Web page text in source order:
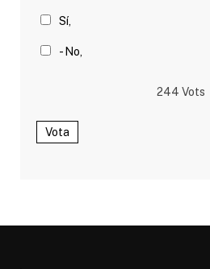
Sí,
- No,
244 Vots
Vota